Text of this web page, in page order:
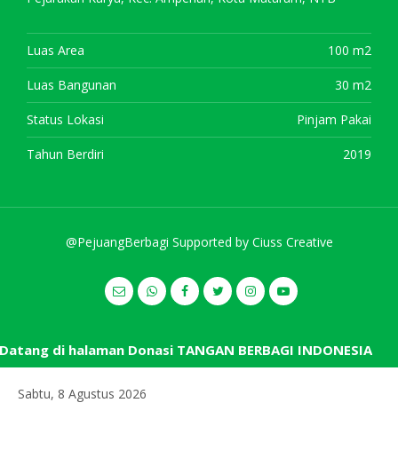
Sabtu, 8 Agustus 2026
Luas Area 100 m2
Luas Bangunan 30 m2
Status Lokasi Pinjam Pakai
Tahun Berdiri 2019
@PejuangBerbagi Supported by Ciuss Creative
di halaman Donasi TANGAN BERBAGI INDONESIA